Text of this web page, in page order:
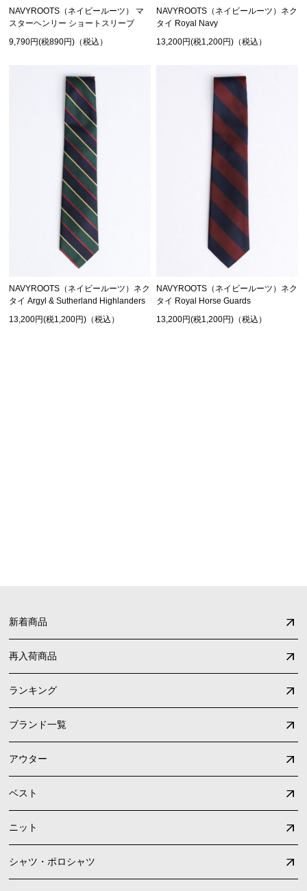
NAVYROOTS（ネイビールーツ） マ
スターヘンリー ショートスリーブ
9,790円(税890円)（税込）
NAVYROOTS（ネイビールーツ）ネク
タイ Royal Navy
13,200円(税1,200円)（税込）
NAVYROOTS（ネイビールーツ）ネク
タイ Argyl & Sutherland Highlanders
13,200円(税1,200円)（税込）
NAVYROOTS（ネイビールーツ）ネク
タイ Royal Horse Guards
13,200円(税1,200円)（税込）
新着商品
再入荷商品
ランキング
ブランド一覧
アウター
ベスト
ニット
シャツ・ポロシャツ